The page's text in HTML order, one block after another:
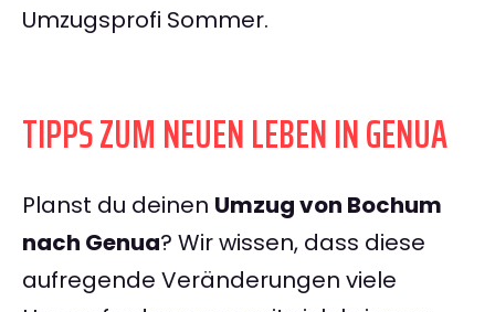
Umzugsprofi Sommer.
TIPPS ZUM NEUEN LEBEN IN GENUA
Planst du deinen Umzug von Bochum
nach Genua? Wir wissen, dass diese
aufregende Veränderungen viele